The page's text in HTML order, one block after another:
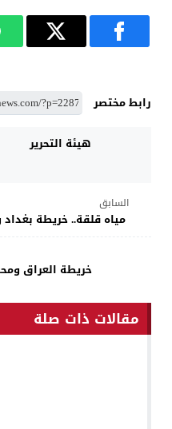
رابط مختصر
هيئة التحرير
السابق
مياه قلقة.. خريطة
خريطة العراق
مقالات ذات صلة